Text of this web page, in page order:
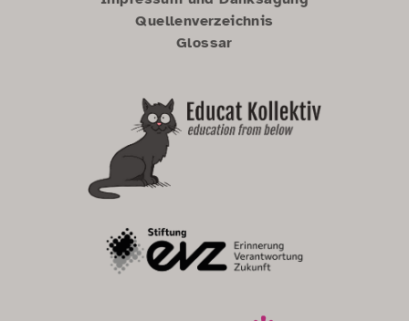
Quellenverzeichnis
Glossar